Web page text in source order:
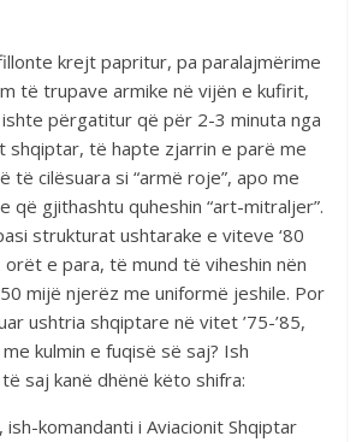
krejt papritur, pa paralajmërime
të trupave armike në vijën e kufirit,
përgatitur që për 2-3 minuta nga
shqiptar, të hapte zjarrin e parë me
të cilësuara si “armë roje”, apo me
që gjithashtu quheshin “art-mitraljer”.
strukturat ushtarake e viteve ‘80
e para, të mund të viheshin nën
mijë njerëz me uniformë jeshile. Por
ushtria shqiptare në vitet ’75-’85,
kulmin e fuqisë së saj? Ish
saj kanë dhënë këto shifra:
ish-komandanti i Aviacionit Shqiptar